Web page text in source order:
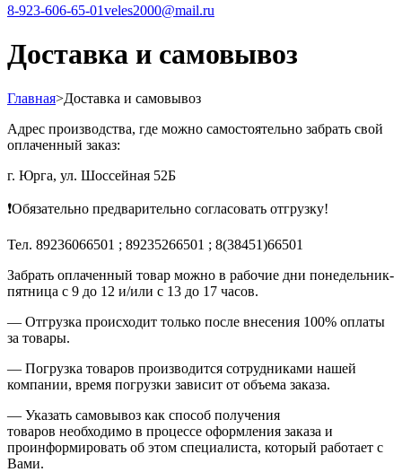
8-923-606-65-01veles2000@mail.ru
Доставка и самовывоз
Главная>Доставка и самовывоз
Адрес производства, где можно самостоятельно забрать свой
оплаченный заказ:
г. Юрга, ул. Шоссейная 52Б
❗Обязательно предварительно согласовать отгрузку!
Тел. 89236066501 ; 89235266501 ; 8(38451)66501
Забрать оплаченный товар можно в рабочие дни понедельник-
пятница с 9 до 12 и/или с 13 до 17 часов.
— Отгрузка происходит только после внесения 100% оплаты
за товары.
— Погрузка товаров производится сотрудниками нашей
компании, время погрузки зависит от объема заказа.
— Указать самовывоз как способ получения
товаров необходимо в процессе оформления заказа и
проинформировать об этом специалиста, который работает с
Вами.